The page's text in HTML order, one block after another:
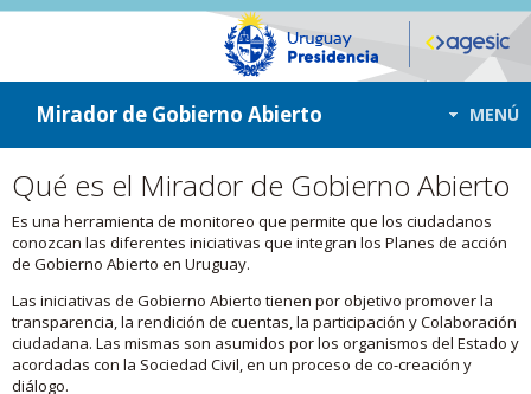
ir a contenido
ir al menú
Mirador de Gobierno Abierto MENÚ
Qué es el Mirador de Gobierno Abierto
Es una herramienta de monitoreo que permite que los ciudadanos
conozcan las diferentes iniciativas que integran los Planes de acción
de Gobierno Abierto en Uruguay.
Las iniciativas de Gobierno Abierto tienen por objetivo promover la
transparencia, la rendición de cuentas, la participación y Colaboración
ciudadana. Las mismas son asumidos por los organismos del Estado y
acordadas con la Sociedad Civil, en un proceso de co-creación y
diálogo.